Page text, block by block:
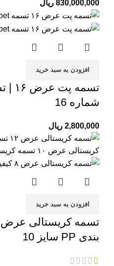
830,000,000 ریال
افزودن به سبد خرید
شماره 16
2,800,000 ریال
افزودن به سبد خرید
بندی PP سایز 10